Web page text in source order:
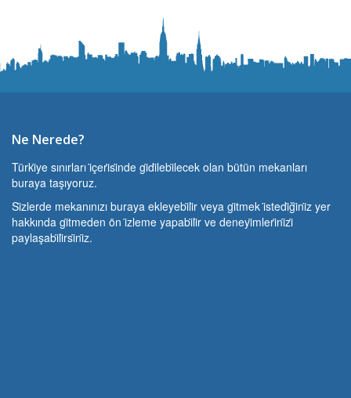
Ne Nerede?
Türki̇ye sınırları i̇çeri̇si̇nde gi̇di̇lebi̇lecek olan bütün mekanları
buraya taşıyoruz.
Si̇zlerde mekanınızı buraya ekleyebi̇li̇r veya gi̇tmek i̇stedi̇ği̇ni̇z yer
hakkında gi̇tmeden ön i̇zleme yapabi̇li̇r ve deneyi̇mleri̇ni̇zi̇
paylaşabi̇li̇rsi̇ni̇z.